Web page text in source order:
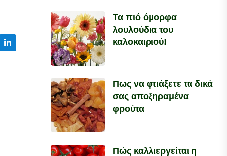
Τα πιό όμορφα
λουλούδια του
καλοκαιριού!
Πως να φτιάξετε τα δικά
σας αποξηραμένα
φρούτα
Πώς καλλιεργείται η